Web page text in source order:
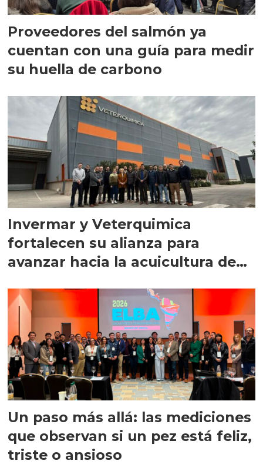
Proveedores del salmón ya
cuentan con una guía para medir
su huella de carbono
Invermar y Veterquimica
fortalecen su alianza para
avanzar hacia la acuicultura de
Un paso más allá: las mediciones
que observan si un pez está feliz,
triste o ansioso